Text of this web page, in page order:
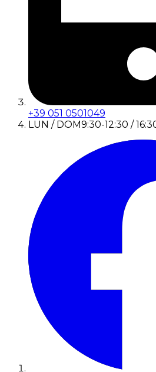
+39 051 0501049
LUN / DOM9:30-12:30 /